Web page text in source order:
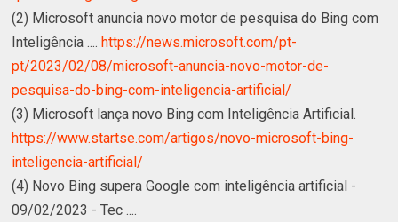
(2) Microsoft anuncia novo motor de pesquisa do Bing com
Inteligência ....https://news.microsoft.com/pt-
pt/2023/02/08/microsoft-anuncia-novo-motor-de-
pesquisa-do-bing-com-inteligencia-artificial/
(3) Microsoft lança novo Bing com Inteligência Artificial.
https://www.startse.com/artigos/novo-microsoft-bing-
inteligencia-artificial/
(4) Novo Bing supera Google com inteligência artificial -
09/02/2023 - Tec ....